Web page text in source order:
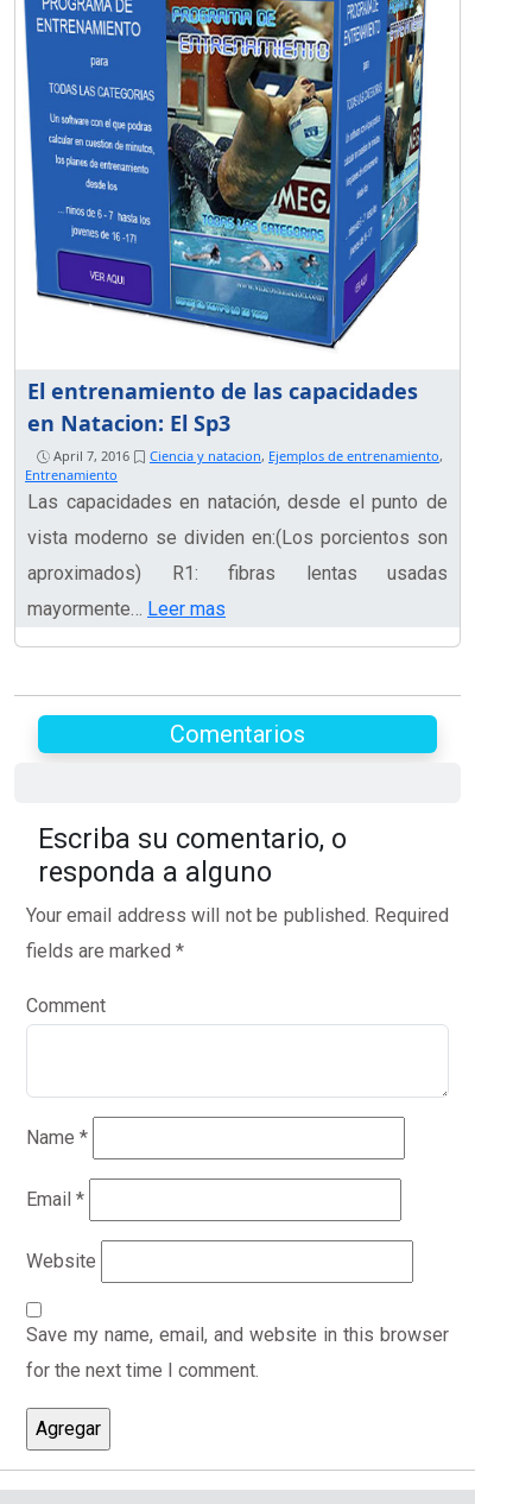
El entrenamiento de las capacidades
en Natacion: El Sp3
April 7, 2016 Ciencia y natacion, Ejemplos de entrenamiento,
Entrenamiento
Las capacidades en natación, desde el punto de
vista moderno se dividen en:(Los porcientos son
aproximados) R1: fibras lentas usadas
mayormente… Leer mas
Comentarios
Escriba su comentario, o
responda a alguno
Your email address will not be published. Required
fields are marked *
Comment
Name *
Email *
Website
Save my name, email, and website in this browser
for the next time I comment.